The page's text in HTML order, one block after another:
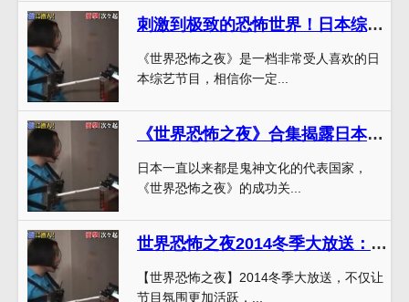
刺激到极致的恐怖世界！日本综艺界超人气节目《世界恐怖之夜》
《世界恐怖之夜》是一档非常受人喜欢的日
本综艺节目，相信你一定...
《世界恐怖之夜》合集揭露日本灵异背后真相
日本一直以来都是鬼神文化的代表国家，
《世界恐怖之夜》的成功关...
世界恐怖之夜2014冬季大放送：最惊悚的鬼怪故事震撼来袭
【世界恐怖之夜】2014冬季大放送，不仅让
节目氛围更加活跃，...